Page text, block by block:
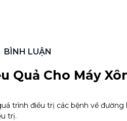
BÌNH LUẬN
Quả Cho Máy
trình điều trị các bệnh về
trị.